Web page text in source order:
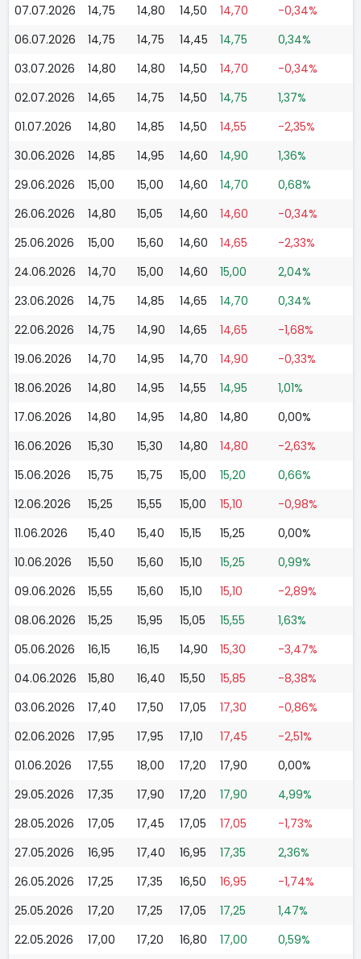
07.07.2026
14,75 14,80 14,50 14,70
-0,34%
06.07.2026
14,75 14,75 14,45 14,75
0,34%
03.07.2026
14,80 14,80 14,50 14,70
-0,34%
02.07.2026
14,65 14,75 14,50 14,75
1,37%
01.07.2026
14,80 14,85 14,50 14,55
-2,35%
30.06.2026
14,85 14,95 14,60 14,90
1,36%
29.06.2026
15,00 15,00 14,60 14,70
0,68%
26.06.2026
14,80 15,05 14,60 14,60
-0,34%
25.06.2026
15,00 15,60 14,60 14,65
-2,33%
24.06.2026
14,70 15,00 14,60 15,00
2,04%
23.06.2026
14,75 14,85 14,65 14,70
0,34%
22.06.2026
14,75 14,90 14,65 14,65
-1,68%
19.06.2026
14,70 14,95 14,70 14,90
-0,33%
18.06.2026
14,80 14,95 14,55 14,95
1,01%
17.06.2026
14,80 14,95 14,80 14,80
0,00%
16.06.2026
15,30 15,30 14,80 14,80
-2,63%
15.06.2026
15,75 15,75 15,00 15,20
0,66%
12.06.2026
15,25 15,55 15,00 15,10
-0,98%
11.06.2026
15,40 15,40 15,15 15,25
0,00%
10.06.2026
15,50 15,60 15,10 15,25
0,99%
09.06.2026
15,55 15,60 15,10 15,10
-2,89%
08.06.2026
15,25 15,95 15,05 15,55
1,63%
05.06.2026
16,15 16,15 14,90 15,30
-3,47%
04.06.2026
15,80 16,40 15,50 15,85
-8,38%
03.06.2026
17,40 17,50 17,05 17,30
-0,86%
02.06.2026
17,95 17,95 17,10 17,45
-2,51%
01.06.2026
17,55 18,00 17,20 17,90
0,00%
29.05.2026
17,35 17,90 17,20 17,90
4,99%
28.05.2026
17,05 17,45 17,05 17,05
-1,73%
27.05.2026
16,95 17,40 16,95 17,35
2,36%
26.05.2026
17,25 17,35 16,50 16,95
-1,74%
25.05.2026
17,20 17,25 17,05 17,25
1,47%
22.05.2026
17,00 17,20 16,80 17,00 0,59%